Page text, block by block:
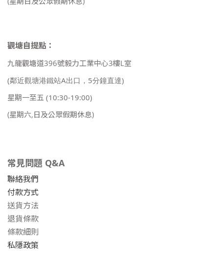
觀塘自提點：
九龍觀塘道396號毅力工業中心3樓L室
(鄰近觀塘港鐵站A出口，5分鐘直達)
星期一至五 (10:30-19:00)
(星期六,日及公眾假期休息)
常見問題 Q&A
聯絡我們
付款方式
送貨方法
退貨條款
條款細則
私隱政策